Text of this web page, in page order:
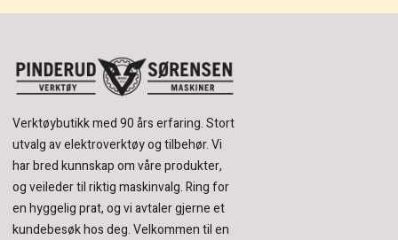
Verktøybutikk med 90 års erfaring.Stort
utvalg av elektroverktøy og tilbehør.Vi
har bred kunnskap om våre produkter,
og veileder til riktig maskinvalg. Ring for
en hyggelig prat, og vi avtaler gjerne et
kundebesøk hos deg.Velkommen til en